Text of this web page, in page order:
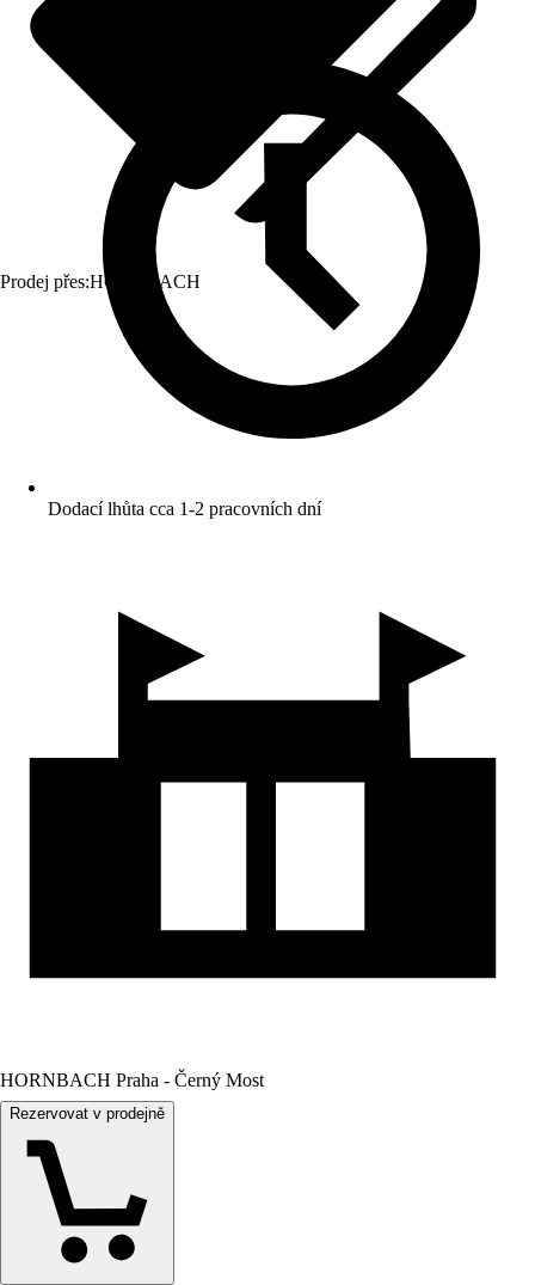
Prodej přes:HORNBACH
Dodací lhůta cca 1-2 pracovních dní
HORNBACH Praha - Černý Most
Rezervovat v prodejně